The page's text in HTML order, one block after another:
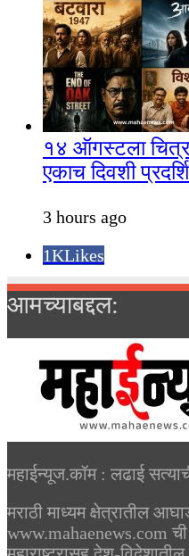
१४ ऑगस्टला
एकाच दिवशी
3 hours ago
1KLikes
आमच्याबद्दल:
महाईन्यूज.कॉम : लढाई
मराठी माध्यम क्षेत्रातील
www.mahaenews.com